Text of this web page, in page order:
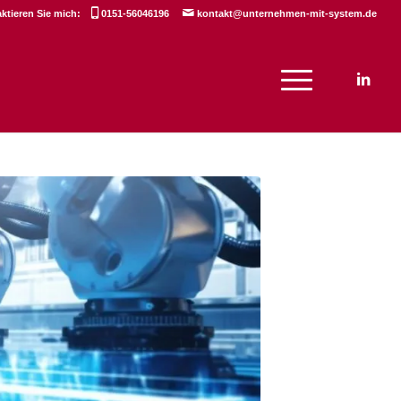
Sie mich: 0151-56046196 kontakt@unternehmen-mit-system.de